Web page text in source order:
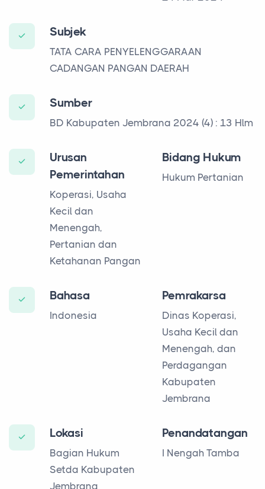
Subjek
TATA CARA PENYELENGGARAAN
CADANGAN PANGAN DAERAH
Sumber
BD Kabupaten Jembrana 2024 (4) : 13 Hlm
Urusan
Pemerintahan
Koperasi, Usaha
Kecil dan
Menengah,
Pertanian dan
Ketahanan Pangan
Bidang Hukum
Hukum Pertanian
Bahasa
Indonesia
Pemrakarsa
Dinas Koperasi,
Usaha Kecil dan
Menengah, dan
Perdagangan
Kabupaten
Jembrana
Lokasi
Bagian Hukum
Setda Kabupaten
Jembrana
Penandatangan
I Nengah Tamba